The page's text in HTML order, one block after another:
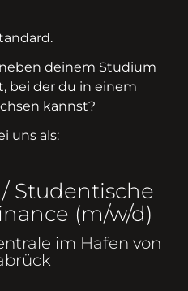
Studentische
(m/w/d)
im Hafen von
deinem Studium
bei der du in einem
kannst?
uns als: